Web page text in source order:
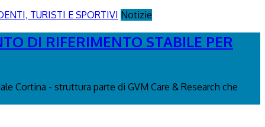
Notizie
DI RIFERIMENTO STABILE PER
Cortina - struttura parte di GVM Care & Research che